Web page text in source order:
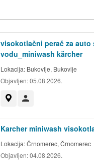
visokotlačni perač za auto
vodu_miniwash kärcher
Lokacija: Bukovlje, Bukovlje
Objavljen:05.08.2026.
Karcher miniwash
Lokacija:Črnomerec, Črnomerec
Objavljen:04.08.2026.